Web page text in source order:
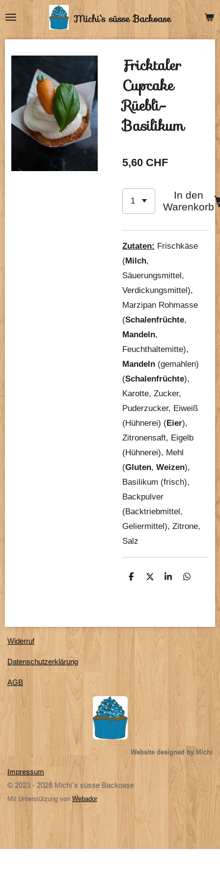
Zum
Hauptinhalt
springen
Michi`s süsse Backoase
Fricktaler
Cupcake
Rüebli-
Basilikum
5,60 CHF
In den
Warenkorb
Zutaten: Frischkäse
(Milch,
Säuerungsmittel,
Verdickungsmittel),
Marzipan Rohmasse
(Schalenfrüchte,
Mandeln,
Feuchthaltemitte),
Mandeln (gemahlen)
(Schalenfrüchte),
Karotte, Zucker,
Puderzucker, Eiweiß
(Hühnerei) (Eier),
Zitronensaft, Eigelb
(Hühnerei), Mehl
(Gluten, Weizen),
Basilikum (frisch),
Backpulver
(Backtriebmittel,
Geliermittel), Zitrone,
Salz
T
T
T
T
Widerruf
Datenschutzerklärung
AGB
Website designed by Michi
Impressum
© 2023 - 2026 Michi`s süsse Backoase
Mit Unterstützung von Webador